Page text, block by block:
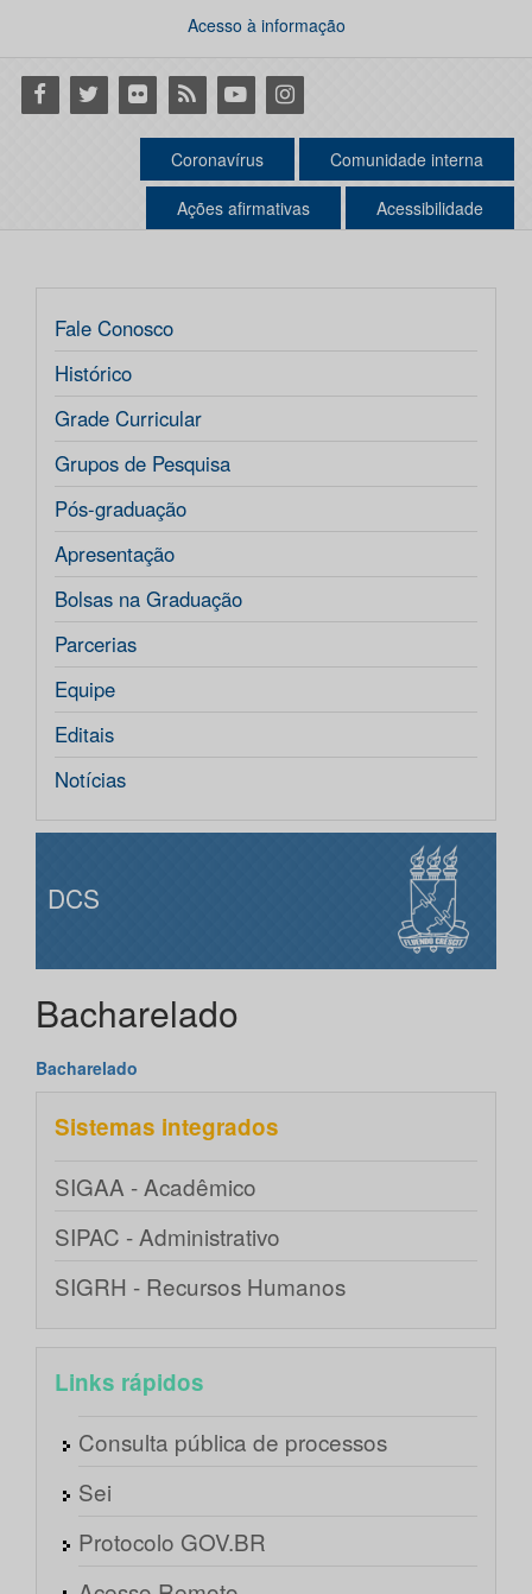
Acesso à informação
Facebook
Twitter Flickr RSS YoutubeInstagram
Coronavírus Comunidade interna
Ações afirmativas Acessibilidade
Fale Conosco
Histórico
Grade Curricular
Grupos de Pesquisa
Pós-graduação
Apresentação
Bolsas na Graduação
Parcerias
Equipe
Editais
Notícias
DCS
Bacharelado
Bacharelado
Sistemas integrados
SIGAA - Acadêmico
SIPAC - Administrativo
SIGRH - Recursos Humanos
Links rápidos
Consulta pública de processos
Sei
Protocolo GOV.BR